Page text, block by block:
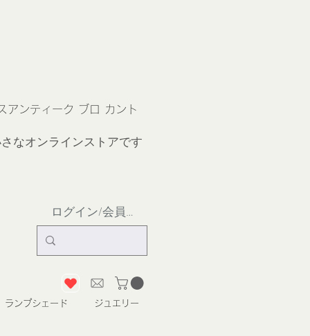
アンティーク ブロ カント
なオンラインストアです
ログイン/会員登録
ランプシェード ジュエリー